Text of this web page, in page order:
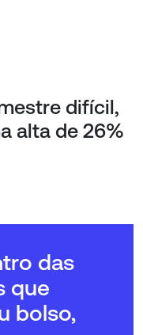
difícil,
alta de 26%
das
que
bolso,